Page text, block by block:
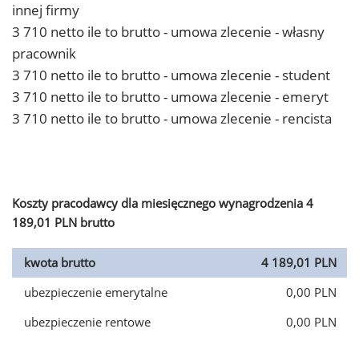
innej firmy
3 710 netto ile to brutto - umowa zlecenie - własny
pracownik
3 710 netto ile to brutto - umowa zlecenie - student
3 710 netto ile to brutto - umowa zlecenie - emeryt
3 710 netto ile to brutto - umowa zlecenie - rencista
Koszty pracodawcy dla miesięcznego wynagrodzenia 4
189,01 PLN brutto
kwota brutto
4 189,01 PLN
ubezpieczenie emerytalne
0,00 PLN
ubezpieczenie rentowe
0,00 PLN